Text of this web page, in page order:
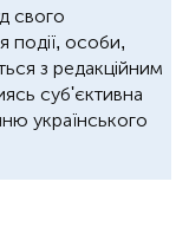
свого
події, особи,
з редакційним
суб'єктивна
українського